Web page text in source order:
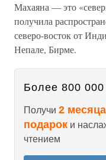
Махаяна — это
получила
северо-восток от
Непале, Бирме.
Более 800 000
Получи 2
подарок и
чтением